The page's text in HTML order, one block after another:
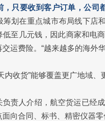
，只要收到客户订单，公司
筹划在重点城市布局线下店
低至几元钱，因此商家和电
运费险。“越来越多的海外
内收货”能够覆盖更广地域
负责人介绍，航空货运已经
向合同、标书、精密仪器